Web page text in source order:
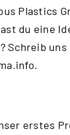
Plastics
du eine
Schreib uns
.
erstes